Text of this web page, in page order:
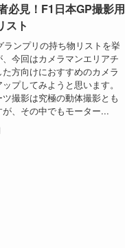
必見！F1日本GP撮影用
スト
ランプリの持ち物リストを挙
今回はカメラマンエリアチ
方向けにおすすめのカメラ
プしてみようと思います。
撮影は究極の動体撮影とも
、その中でもモーター...